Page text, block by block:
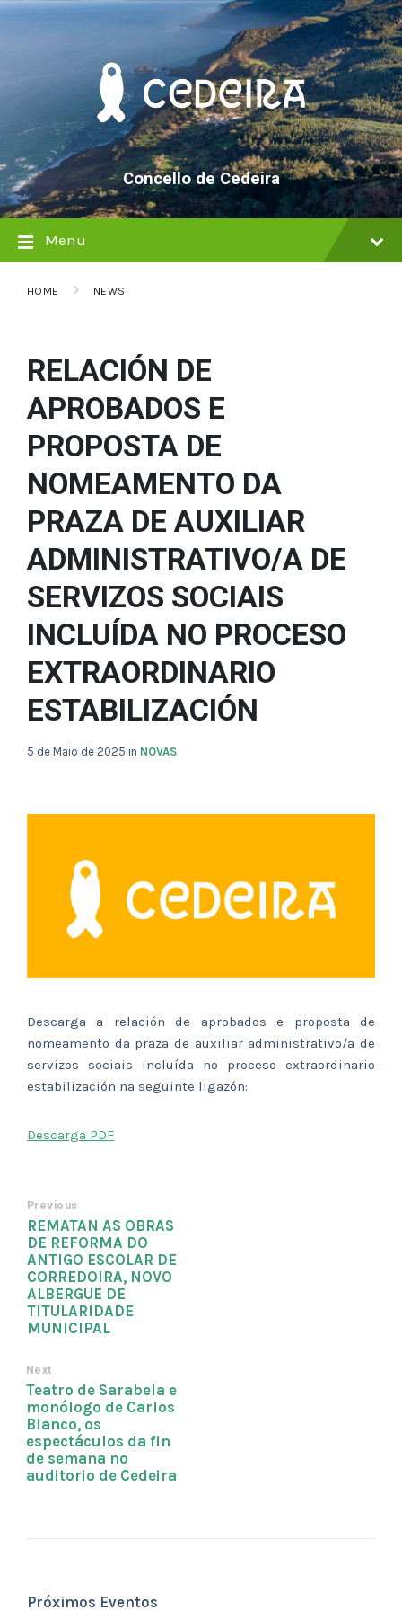
Skip
Skip
Skip
Concello de Cedeira
Menu
HOME NEWS
RELACIÓN DE
APROBADOS E
PROPOSTA DE
NOMEAMENTO DA
PRAZA DE AUXILIAR
ADMINISTRATIVO/A DE
SERVIZOS SOCIAIS
INCLUÍDA NO PROCESO
EXTRAORDINARIO
ESTABILIZACIÓN
5 de Maio de 2025 in NOVAS
Descarga a relación de aprobados e proposta de
nomeamento da praza de auxiliar administrativo/a de
servizos sociais incluída no proceso extraordinario
estabilización na seguinte ligazón:
Descarga PDF
Previous
REMATAN AS OBRAS
DE REFORMA DO
ANTIGO ESCOLAR DE
CORREDOIRA, NOVO
ALBERGUE DE
TITULARIDADE
MUNICIPAL
Next
Teatro de Sarabela e
monólogo de Carlos
Blanco, os
espectáculos da fin
de semana no
auditorio de Cedeira
Próximos Eventos